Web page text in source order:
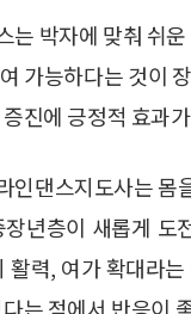
는 박자에 맞춰 쉬
가능하다는 것이
진에 긍정적 효과
인댄스지도사는 몸
장년층이 새롭게 도
활력, 여가 확대라